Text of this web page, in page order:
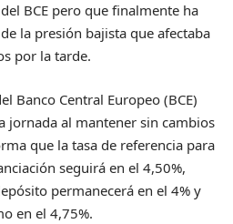
BCE pero que finalmente ha
la presión bajista que afectaba
por la tarde.
Banco Central Europeo (BCE)
jornada al mantener sin cambios
que la tasa de referencia para
seguirá en el 4,50%,
permanecerá en el 4% y
en el 4,75%.